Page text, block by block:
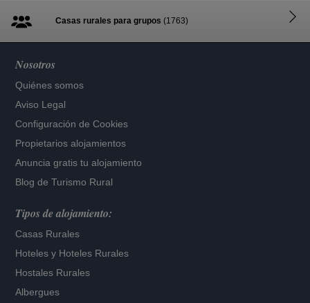
Casas rurales para grupos (1763)
Nosotros
Quiénes somos
Aviso Legal
Configuración de Cookies
Propietarios alojamientos
Anuncia gratis tu alojamiento
Blog de Turismo Rural
Tipos de alojamiento:
Casas Rurales
Hoteles y Hoteles Rurales
Hostales Rurales
Albergues